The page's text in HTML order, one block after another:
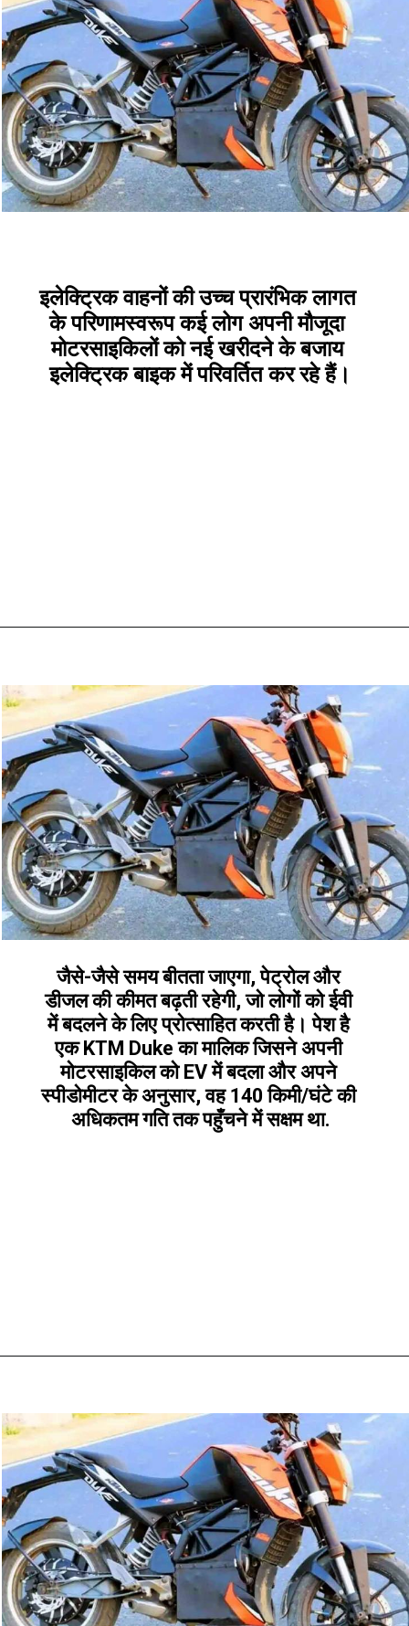
इलेक्ट्रिक वाहनों की उच्च प्रारंभिक लागत
के परिणामस्वरूप कई लोग अपनी मौजूदा
मोटरसाइकिलों को नई खरीदने के बजाय
इलेक्ट्रिक बाइक में परिवर्तित कर रहे हैं।
जैसे-जैसे समय बीतता जाएगा, पेट्रोल और
डीजल की कीमत बढ़ती रहेगी, जो लोगों को ईवी
में बदलने के लिए प्रोत्साहित करती है। पेश है
एक KTM Duke का मालिक जिसने अपनी
मोटरसाइकिल को EV में बदला और अपने
स्पीडोमीटर के अनुसार, वह 140 किमी/घंटे की
अधिकतम गति तक पहुँचने में सक्षम था.